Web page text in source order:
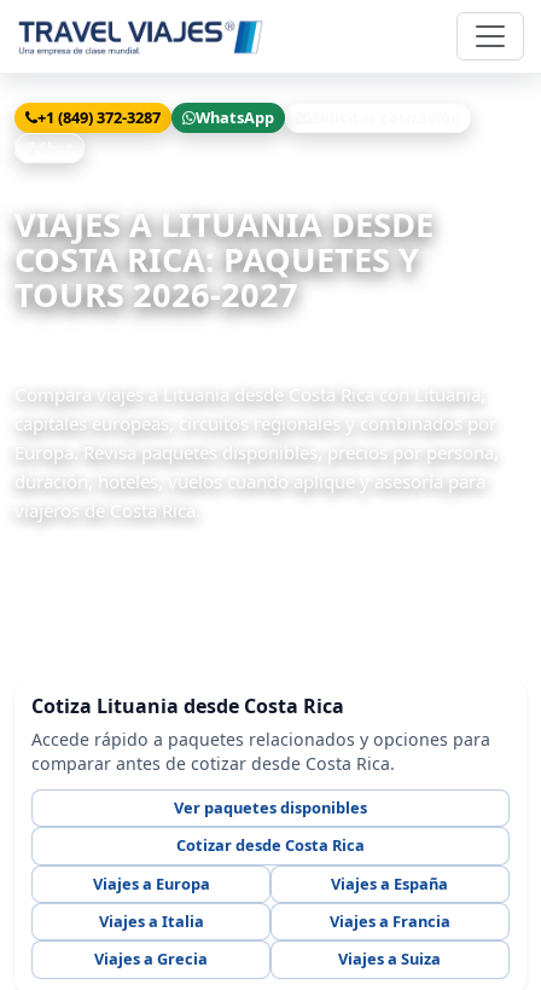
+1 (849) 372-3287 WhatsApp
VIAJES A LITUANIA DESDE
COSTA RICA: PAQUETES Y
TOURS 2026-2027
Compara viajes a Lituania desde Costa Rica con Lituania,
capitales europeas, circuitos regionales y combinados por
Europa. Revisa paquetes disponibles, precios por persona,
duración, hoteles, vuelos cuando aplique y asesoría para
viajeros de Costa Rica.
Cotiza Lituania desde Costa Rica
Accede rápido a paquetes relacionados y opciones para
comparar antes de cotizar desde Costa Rica.
Ver paquetes disponibles
Cotizar desde Costa Rica
Viajes a Europa
Viajes a España
Viajes a Italia
Viajes a Francia
Viajes a Grecia
Viajes a Suiza